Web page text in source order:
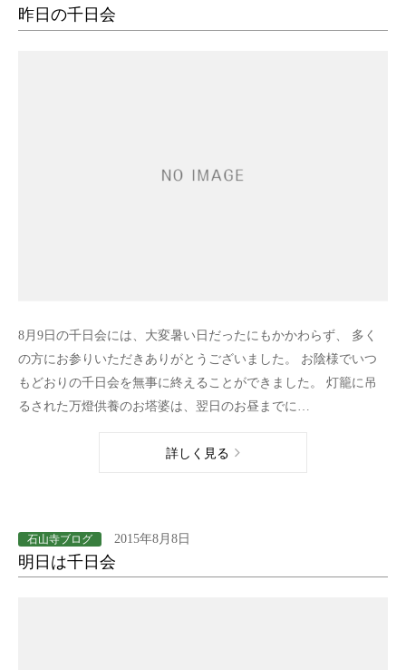
昨日の千日会
8月9日の千日会には、大変暑い日だったにもかかわらず、 多く
の方にお参りいただきありがとうございました。 お陰様でいつ
もどおりの千日会を無事に終えることができました。 灯籠に吊
るされた万燈供養のお塔婆は、翌日のお昼までに…
詳しく見る
石山寺ブログ 2015年8月8日
明日は千日会